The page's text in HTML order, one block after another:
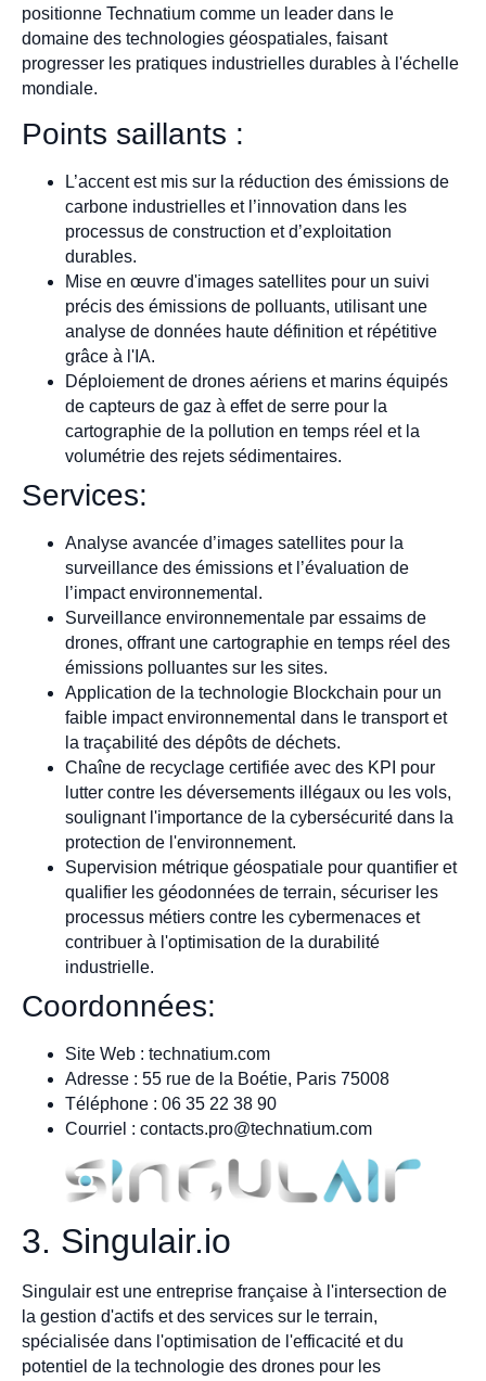
positionne Technatium comme un leader dans le
domaine des technologies géospatiales, faisant
progresser les pratiques industrielles durables à l'échelle
mondiale.
Points saillants :
L’accent est mis sur la réduction des émissions de
carbone industrielles et l’innovation dans les
processus de construction et d’exploitation
durables.
Mise en œuvre d'images satellites pour un suivi
précis des émissions de polluants, utilisant une
analyse de données haute définition et répétitive
grâce à l'IA.
Déploiement de drones aériens et marins équipés
de capteurs de gaz à effet de serre pour la
cartographie de la pollution en temps réel et la
volumétrie des rejets sédimentaires.
Services:
Analyse avancée d’images satellites pour la
surveillance des émissions et l’évaluation de
l’impact environnemental.
Surveillance environnementale par essaims de
drones, offrant une cartographie en temps réel des
émissions polluantes sur les sites.
Application de la technologie Blockchain pour un
faible impact environnemental dans le transport et
la traçabilité des dépôts de déchets.
Chaîne de recyclage certifiée avec des KPI pour
lutter contre les déversements illégaux ou les vols,
soulignant l'importance de la cybersécurité dans la
protection de l'environnement.
Supervision métrique géospatiale pour quantifier et
qualifier les géodonnées de terrain, sécuriser les
processus métiers contre les cybermenaces et
contribuer à l'optimisation de la durabilité
industrielle.
Coordonnées:
Site Web : technatium.com
Adresse : 55 rue de la Boétie, Paris 75008
Téléphone : 06 35 22 38 90
Courriel : contacts.pro@technatium.com
3. Singulair.io
Singulair est une entreprise française à l'intersection de
la gestion d'actifs et des services sur le terrain,
spécialisée dans l'optimisation de l'efficacité et du
potentiel de la technologie des drones pour les